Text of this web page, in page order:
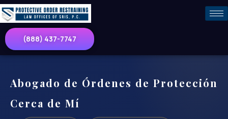
(888) 437-7747
Abogado de Órdenes de Protección
Cerca de Mí